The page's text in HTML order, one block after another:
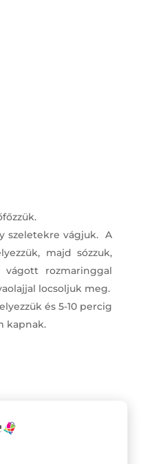
szeletekre vágjuk. A
majd sózzuk,
vágott rozmaringgal
locsoljuk meg.
és 5-10 percig
kapnak.